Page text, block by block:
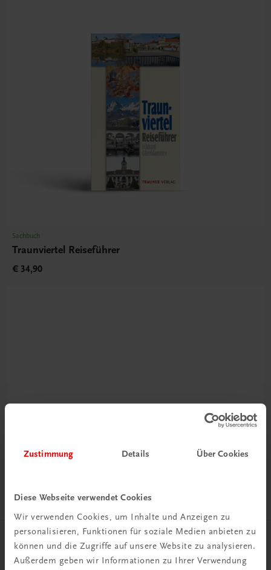
Zustimmung Details Über Cookies
Diese Webseite verwendet Cookies
Wir verwenden Cookies, um Inhalte und Anzeigen zu
personalisieren, Funktionen für soziale Medien anbieten zu
können und die Zugriffe auf unsere Website zu analysieren.
Außerdem geben wir Informationen zu Ihrer Verwendung
Sachbuch
Traunviertel Reiseführer
€ 34,90
& Versandkosten sparen
Herzlich willkommen bei TRAUNER!